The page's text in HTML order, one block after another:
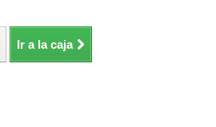
Ir a la caja